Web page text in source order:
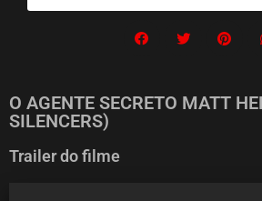
O AGENTE SECRETO MATT
SILENCERS)
Trailer do filme